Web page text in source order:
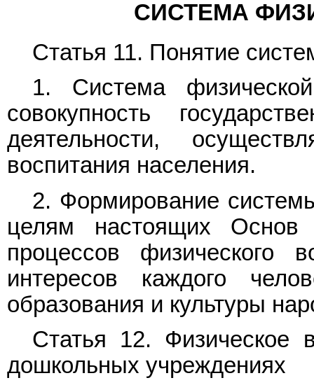
СИСТЕМА
Статья 11. Понятие
1. Система
совокупность
деятельности,
воспитания населения.
2. Формирование
целям настоящих Основ
процессов физического
интересов каждого
образования и культуры
Статья 12. Физическое
дошкольных учреждениях